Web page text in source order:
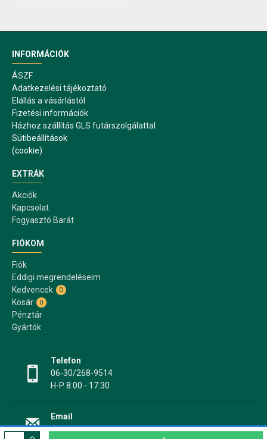
INFORMÁCIÓK
ÁSZF
Adatkezelési tájékoztató
Elállás a vásárlástól
Fizetési információk
Házhoz szállítás GLS futárszolgálattal
Sütibeállítások
(cookie)
EXTRÁK
Akciók
Kapcsolat
Fogyasztó Barát
FIÓKOM
Fiók
Eddigi megrendeléseim
Kedvencek
0
Kosár 0
Pénztár
Gyártók
Telefon
06-30/268-9514
H-P 8:00 - 17:30
Email
info@papir17.hu